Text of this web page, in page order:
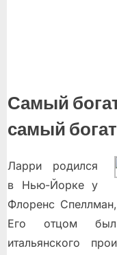
Самый
самый
Ларри родился
в Нью-Йорке у
Флоренс
Его отцом был
итальянского